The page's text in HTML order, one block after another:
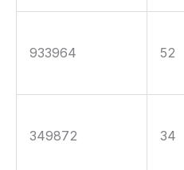
933964 52
349872 34